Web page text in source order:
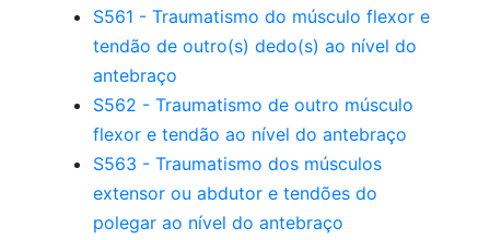
S561 - Traumatismo do músculo flexor e
tendão de outro(s) dedo(s) ao nível do
antebraço
S562 - Traumatismo de outro músculo
flexor e tendão ao nível do antebraço
S563 - Traumatismo dos músculos
extensor ou abdutor e tendões do
polegar ao nível do antebraço